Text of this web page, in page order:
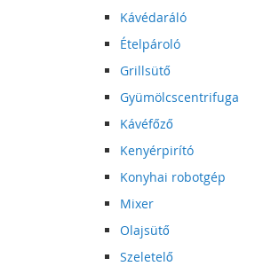
Kávédaráló
Ételpároló
Grillsütő
Gyümölcscentrifuga
Kávéfőző
Kenyérpirító
Konyhai robotgép
Mixer
Olajsütő
Szeletelő